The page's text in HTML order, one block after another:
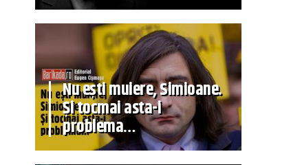
Nu ești muiere, Simioane.
Și tocmai asta-i
problema…